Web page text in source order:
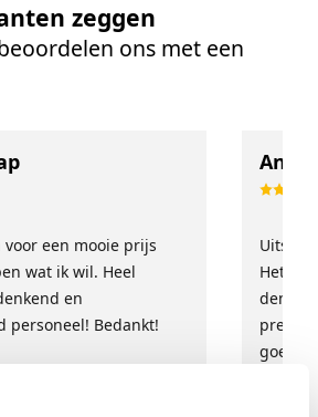
zeggen
ons met een
een mooie prijs
wat ik wil. Heel
en
personeel! Bedankt!
Anne
Het
denkt
goed